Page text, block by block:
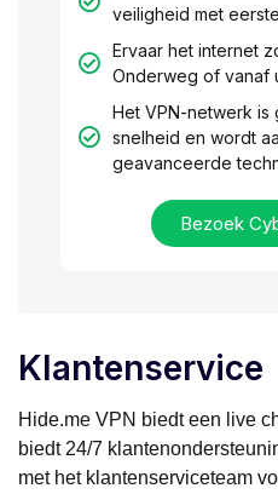
veiligheid met
Ervaar het internet
Onderweg of vanaf
Het VPN-netwerk
snelheid en wordt
geavanceerde
Bezoek
Klantenservice
Hide.me VPN biedt een live
biedt 24/7
met het klantenserviceteam